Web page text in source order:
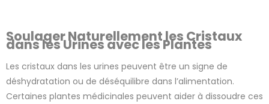
Soulager Naturellement les Cristaux
dans les Urines avec les Plantes
Les cristaux dans les urines peuvent être un signe de
déshydratation ou de déséquilibre dans l’alimentation.
Certaines plantes médicinales peuvent aider à dissoudre ces